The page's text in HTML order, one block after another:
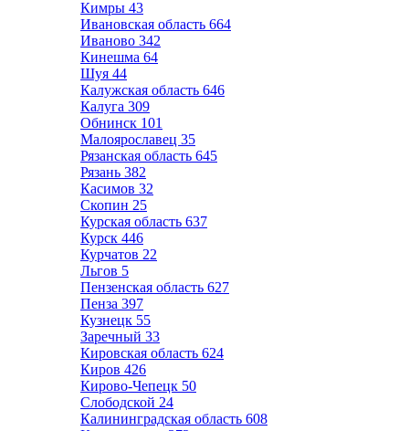
Кимры 43
Ивановская область 664
Иваново 342
Кинешма 64
Шуя 44
Калужская область 646
Калуга 309
Обнинск 101
Малоярославец 35
Рязанская область 645
Рязань 382
Касимов 32
Скопин 25
Курская область 637
Курск 446
Курчатов 22
Льгов 5
Пензенская область 627
Пенза 397
Кузнецк 55
Заречный 33
Кировская область 624
Киров 426
Кирово-Чепецк 50
Слободской 24
Калининградская область 608